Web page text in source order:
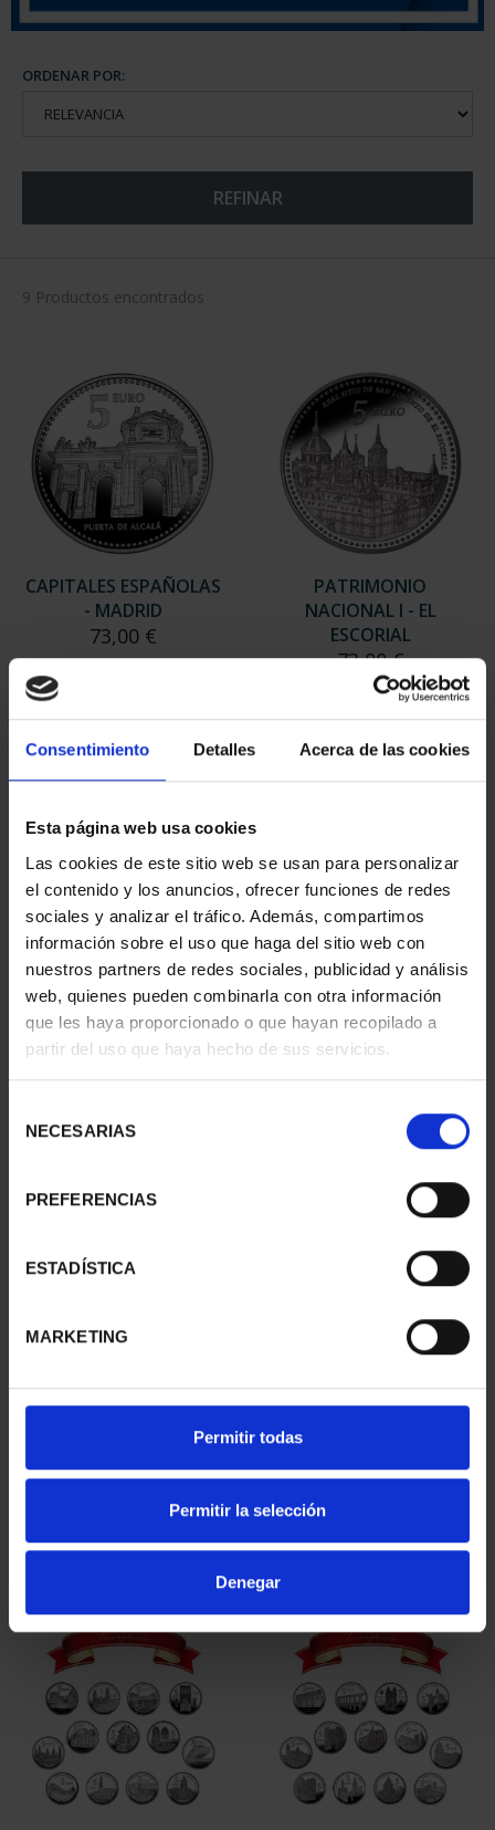
Consentimiento Detalles Acerca de las cookies
Esta página web usa cookies
Las cookies de este sitio web se usan para personalizar
el contenido y los anuncios, ofrecer funciones de redes
sociales y analizar el tráfico. Además, compartimos
información sobre el uso que haga del sitio web con
nuestros partners de redes sociales, publicidad y análisis
web, quienes pueden combinarla con otra información
que les haya proporcionado o que hayan recopilado a
partir del uso que haya hecho de sus servicios.
NECESARIAS
PREFERENCIAS
ESTADÍSTICA
MARKETING
Permitir todas
Permitir la selección
Denegar
ORDENAR POR:
REFINAR
9 Productos encontrados
CAPITALES ESPAÑOLAS
- MADRID
73,00 €
PATRIMONIO
NACIONAL I - EL
ESCORIAL
73,00 €
PATRIMONIO
NACIONAL II - PALACIO
REAL DE...
73,00 €
CIUDADES PATRIMONIO
- ALCALÁ DE HENARES
73,00 €
PROVINCIA 1
Sólo para usuarios
PROVINCIA 2
Sólo para usuarios